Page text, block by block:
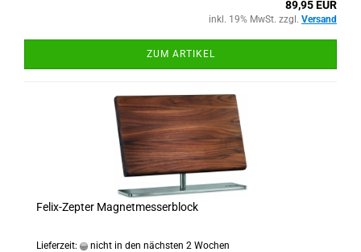
89,95 EUR
inkl. 19% MwSt. zzgl. Versand
ZUM ARTIKEL
Felix-Zepter Magnetmesserblock
Lieferzeit: nicht in den nächsten 2 Wochen